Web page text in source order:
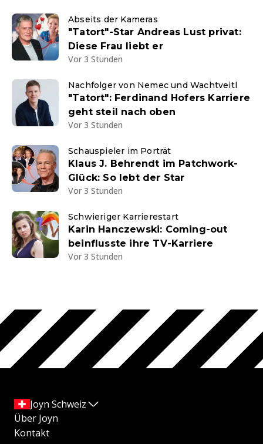
Abseits der Kameras
"Tatort"-Star Andreas Lust privat:
Diese Frau liebt er
Vor 3 Stunden
Nachfolger von Nemec und Wachtveitl
"Tatort": Ferdinand Hofers Karriere
geht steil nach oben
Vor 3 Stunden
Schauspieler im Porträt
Klaus J. Behrendt im Patchwork-
Glück: So lebt der Star
Vor 3 Stunden
Schwieriger Karrierestart
Karin Hanczewski: Coming-out
beinflusste ihre TV-Karriere
Vor 3 Stunden
Joyn Schweiz
Über Joyn
Kontakt